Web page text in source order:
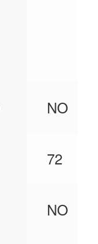
NO
72
NO